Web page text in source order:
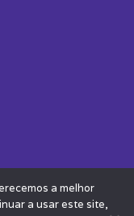
a melhor
a usar este site,